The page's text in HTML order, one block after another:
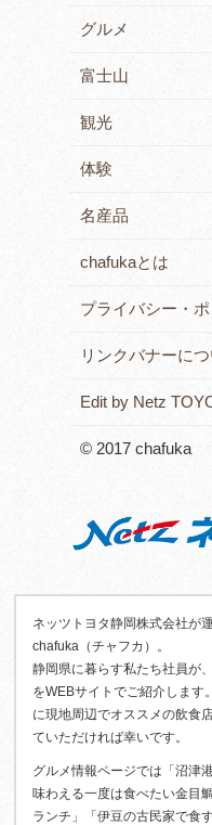
グルメ
富士山
観光
体験
名産品
chafukaとは
プライバシー・
リンクバナーに
Edit by Netz
© 2017 chafuka
ネッツトヨタ静岡株式会社が
chafuka（チャフカ）。
静岡県に暮らす私たち社員が
をWEBサイトでご紹介します
に現地周辺でオススメの飲食
ていただければ幸いです。
グルメ情報ページでは「沼津
味わえる一度は食べたい金目
ランチ」「伊豆の古民家で食